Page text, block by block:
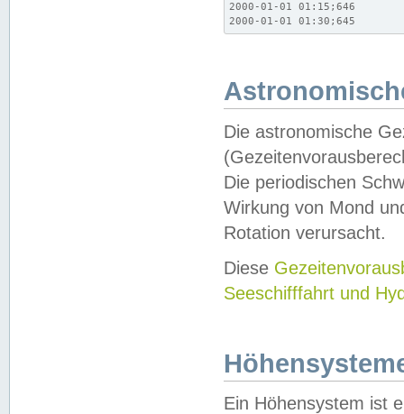
2000-01-01 01:15;646
2000-01-01 01:30;645
Die astronomische
Die periodischen
Wirkung von Mond
Rotation verursacht.
Diese
Seeschifffahrt und
Ein Höhensystem ist